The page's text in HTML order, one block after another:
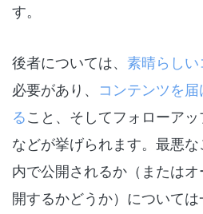
す。
後者については、 素晴らし
必要があり、 コンテンツを
ること、そしてフォローア
などが挙げられます。最悪
内で公開されるか（または
開するかどうか）について